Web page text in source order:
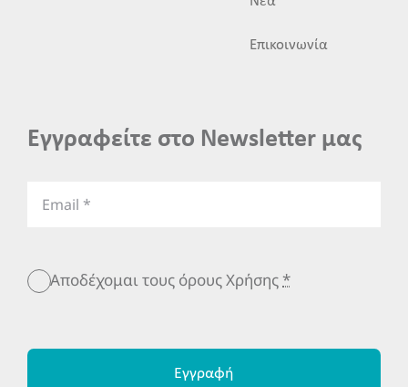
Επικοινωνία
Εγγραφείτε στο Newsletter μας
Αποδέχομαι τους όρους Χρήσης*
Εγγραφή